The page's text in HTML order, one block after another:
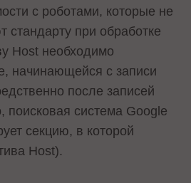
с роботами, которые не
стандарту при обработке
Host необходимо
начинающейся с записи
после записей
поисковая система Google
секцию, в которой
Host).